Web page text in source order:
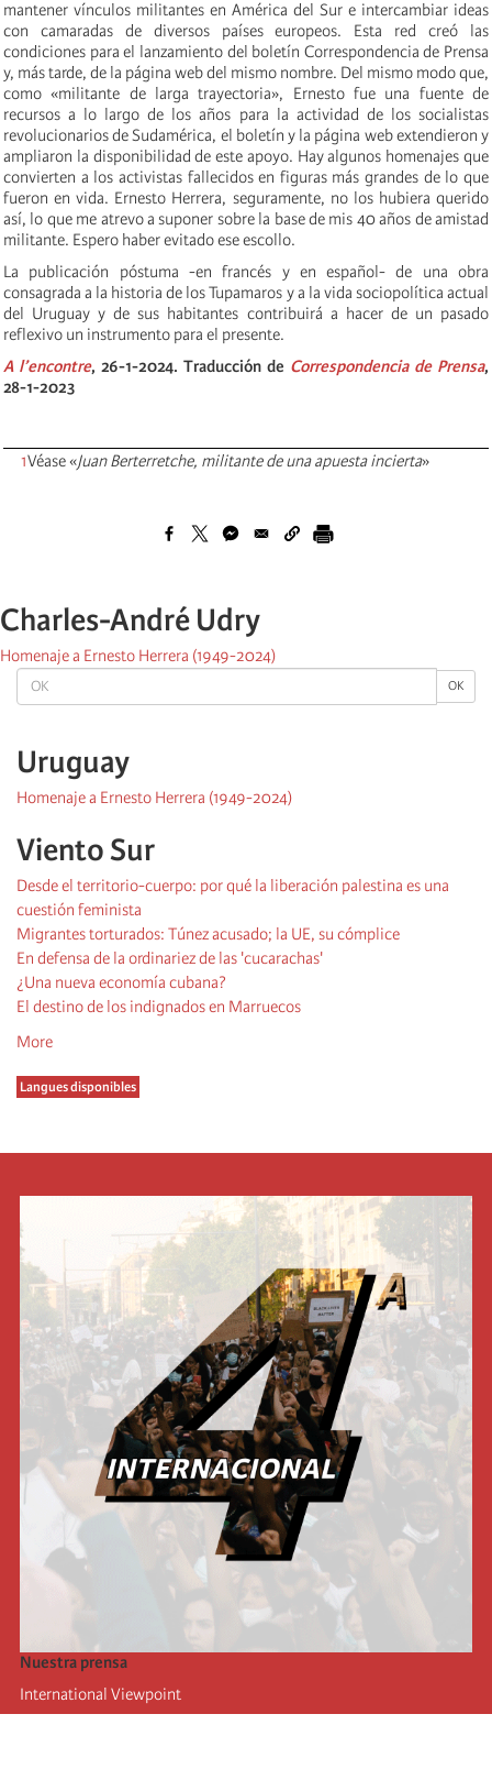
OK OK
Uruguay
Homenaje a Ernesto Herrera (1949-2024)
Viento Sur
Desde el territorio-cuerpo: por qué la liberación palestina es una
cuestión feminista
Migrantes torturados: Túnez acusado; la UE, su cómplice
En defensa de la ordinariez de las 'cucarachas'
¿Una nueva economía cubana?
El destino de los indignados en Marruecos
More
Langues disponibles
mantener vínculos militantes en América del Sur e intercambiar ideas
con camaradas de diversos países europeos. Esta red creó las
condiciones para el lanzamiento del boletín Correspondencia de Prensa
y, más tarde, de la página web del mismo nombre. Del mismo modo que,
como «militante de larga trayectoria», Ernesto fue una fuente de
recursos a lo largo de los años para la actividad de los socialistas
revolucionarios de Sudamérica, el boletín y la página web extendieron y
ampliaron la disponibilidad de este apoyo. Hay algunos homenajes que
convierten a los activistas fallecidos en figuras más grandes de lo que
fueron en vida. Ernesto Herrera, seguramente, no los hubiera querido
así, lo que me atrevo a suponer sobre la base de mis 40 años de amistad
militante. Espero haber evitado ese escollo.
La publicación póstuma -en francés y en español- de una obra
consagrada a la historia de los Tupamaros y a la vida sociopolítica actual
del Uruguay y de sus habitantes contribuirá a hacer de un pasado
reflexivo un instrumento para el presente.
A l’encontre, 26-1-2024. Traducción de Correspondencia de Prensa,
28-1-2023
1Véase «Juan Berterretche, militante de una apuesta incierta»
Charles-André Udry
Homenaje a Ernesto Herrera (1949-2024)
Nuestra prensa
International Viewpoint